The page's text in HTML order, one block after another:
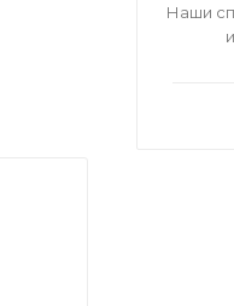
Наши